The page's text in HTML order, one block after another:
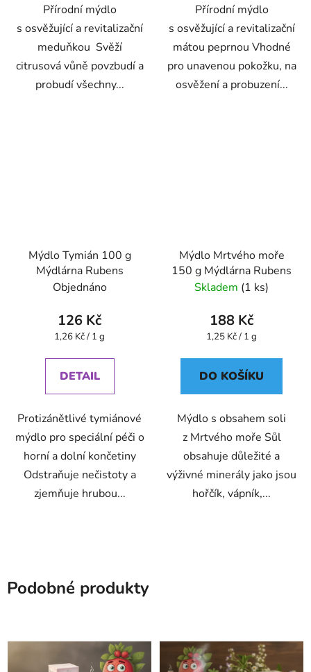
Přírodní mýdlo
s osvěžující a revitalizační
meduňkou Svěží
citrusová vůně povzbudí a
probudí všechny...
Přírodní mýdlo
s osvěžující a revitalizační
mátou peprnou Vhodné
pro unavenou pokožku, na
osvěžení a probuzení...
Mýdlo Tymián 100 g
Mýdlárna Rubens
Objednáno
126 Kč
Měrná
1,26 Kč / 1 g
DETAIL
Protizánětlivé tymiánové
mýdlo pro speciální péči o
horní a dolní končetiny
Odstraňuje nečistoty a
zjemňuje hrubou...
Mýdlo Mrtvého moře
150 g Mýdlárna Rubens
Skladem (1 ks)
188 Kč
Měrná
1,25 Kč / 1 g
DO KOŠÍKU
Mýdlo s obsahem soli
z Mrtvého moře Sůl
obsahuje důležité a
výživné minerály jako jsou
hořčík, vápník,...
Podobné produkty